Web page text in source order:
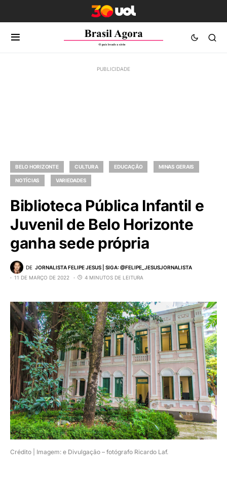
BELO HORIZONTE CULTURA EDUCAÇÃO MINAS GERAIS
NOTÍCIAS VARIEDADES
Biblioteca Pública Infantil e
Juvenil de Belo Horizonte
ganha sede própria
DE JORNALISTA FELIPE JESUS | SIGA: @FELIPE_JESUSJORNALISTA
11 DE MARÇO DE 2022
4 MINUTOS DE LEITURA
Crédito | Imagem: e Divulgação – fotógrafo Ricardo Laf.